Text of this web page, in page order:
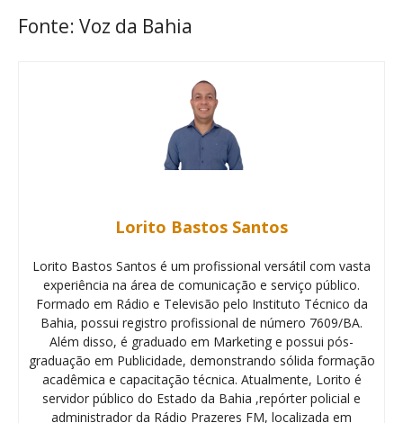
Fonte: Voz da Bahia
Lorito Bastos Santos
Lorito Bastos Santos é um profissional versátil com vasta
experiência na área de comunicação e serviço público.
Formado em Rádio e Televisão pelo Instituto Técnico da
Bahia, possui registro profissional de número 7609/BA.
Além disso, é graduado em Marketing e possui pós-
graduação em Publicidade, demonstrando sólida formação
acadêmica e capacitação técnica. Atualmente, Lorito é
servidor público do Estado da Bahia ,repórter policial e
administrador da Rádio Prazeres FM, localizada em